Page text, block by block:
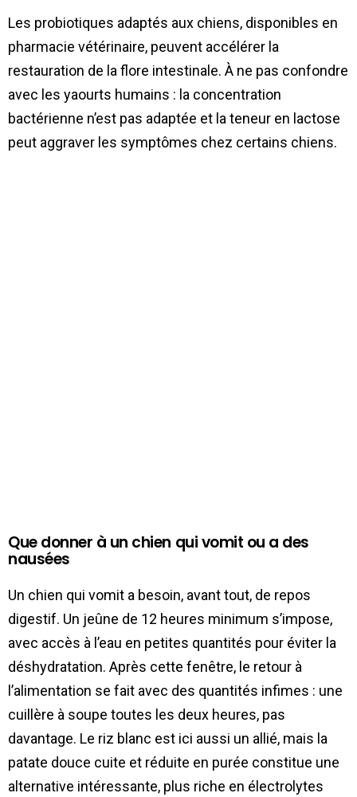
Les probiotiques adaptés aux chiens, disponibles en
pharmacie vétérinaire, peuvent accélérer la
restauration de la flore intestinale. À ne pas confondre
avec les yaourts humains : la concentration
bactérienne n’est pas adaptée et la teneur en lactose
peut aggraver les symptômes chez certains chiens.
Que donner à un chien qui vomit ou a des
nausées
Un chien qui vomit a besoin, avant tout, de repos
digestif. Un jeûne de 12 heures minimum s’impose,
avec accès à l’eau en petites quantités pour éviter la
déshydratation. Après cette fenêtre, le retour à
l’alimentation se fait avec des quantités infimes : une
cuillère à soupe toutes les deux heures, pas
davantage. Le riz blanc est ici aussi un allié, mais la
patate douce cuite et réduite en purée constitue une
alternative intéressante, plus riche en électrolytes